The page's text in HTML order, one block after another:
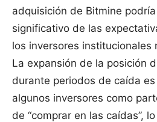
adquisición de Bitmine
significativo de las
los inversores institucionales
La expansión de la posición
durante periodos de caída
algunos inversores como
de “comprar en las caídas”,